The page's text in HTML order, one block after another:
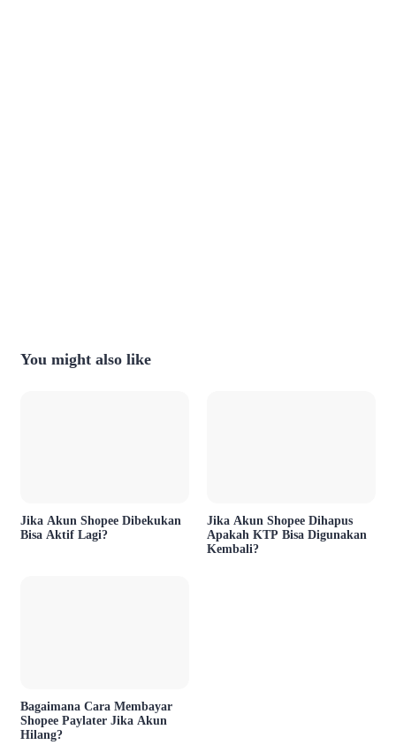
You might also like
Jika Akun Shopee Dibekukan
Bisa Aktif Lagi?
Jika Akun Shopee Dihapus
Apakah KTP Bisa Digunakan
Kembali?
Bagaimana Cara Membayar
Shopee Paylater Jika Akun
Hilang?